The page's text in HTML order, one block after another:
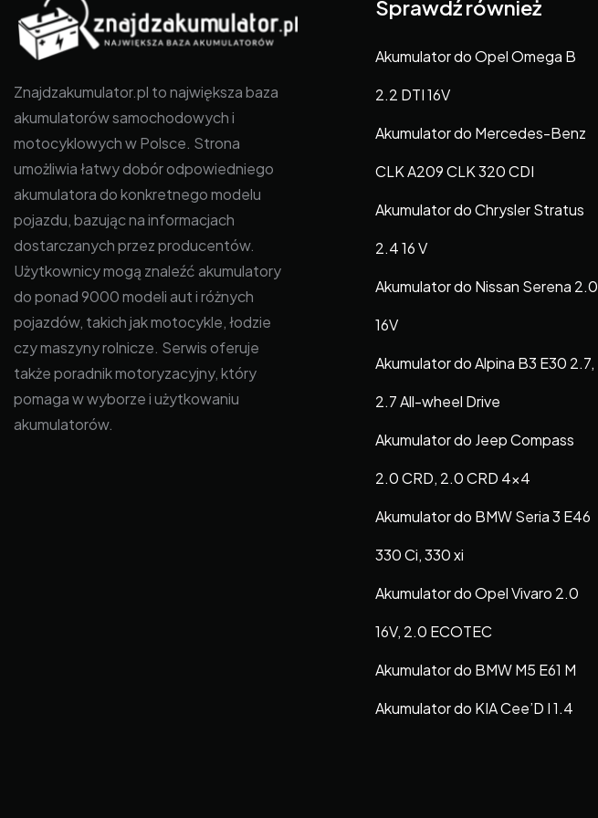
Znajdzakumulator.pl to największa baza
akumulatorów samochodowych i
motocyklowych w Polsce. Strona
umożliwia łatwy dobór odpowiedniego
akumulatora do konkretnego modelu
pojazdu, bazując na informacjach
dostarczanych przez producentów.
Użytkownicy mogą znaleźć akumulatory
do ponad 9000 modeli aut i różnych
pojazdów, takich jak motocykle, łodzie
czy maszyny rolnicze. Serwis oferuje
także poradnik motoryzacyjny, który
pomaga w wyborze i użytkowaniu
akumulatorów.
Sprawdź również
Akumulator do Opel Omega B
2.2 DTI 16V
Akumulator do Mercedes-Benz
CLK A209 CLK 320 CDI
Akumulator do Chrysler Stratus
2.4 16 V
Akumulator do Nissan Serena 2.0
16V
Akumulator do Alpina B3 E30 2.7,
2.7 All-wheel Drive
Akumulator do Jeep Compass
2.0 CRD, 2.0 CRD 4×4
Akumulator do BMW Seria 3 E46
330 Ci, 330 xi
Akumulator do Opel Vivaro 2.0
16V, 2.0 ECOTEC
Akumulator do BMW M5 E61 M
Akumulator do KIA Cee’D I 1.4